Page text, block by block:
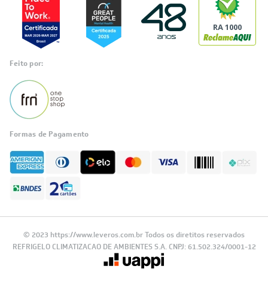
RA 1000
Feito por:
Formas de Pagamento
© 2023 https://www.leveros.com.br Todos os diretitos reservados
REFRIGELO CLIMATIZACAO DE AMBIENTES S.A. CNPJ: 61.502.324/0001-12